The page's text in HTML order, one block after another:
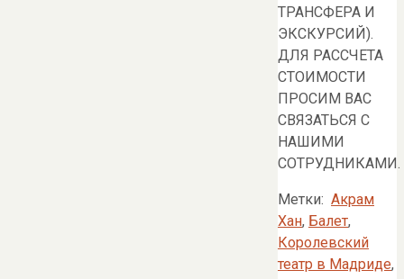
ТРАНСФЕРА И
ЭКСКУРСИЙ).
ДЛЯ РАССЧЕТА
СТОИМОСТИ
ПРОСИМ ВАС
СВЯЗАТЬСЯ С
НАШИМИ
СОТРУДНИКАМИ.
Метки: Акрам
Хан, Балет,
Королевский
театр в Мадриде,